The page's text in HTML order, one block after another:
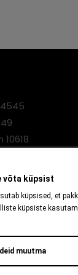
võta küpsist
küpsised, et
küpsiste
muutma